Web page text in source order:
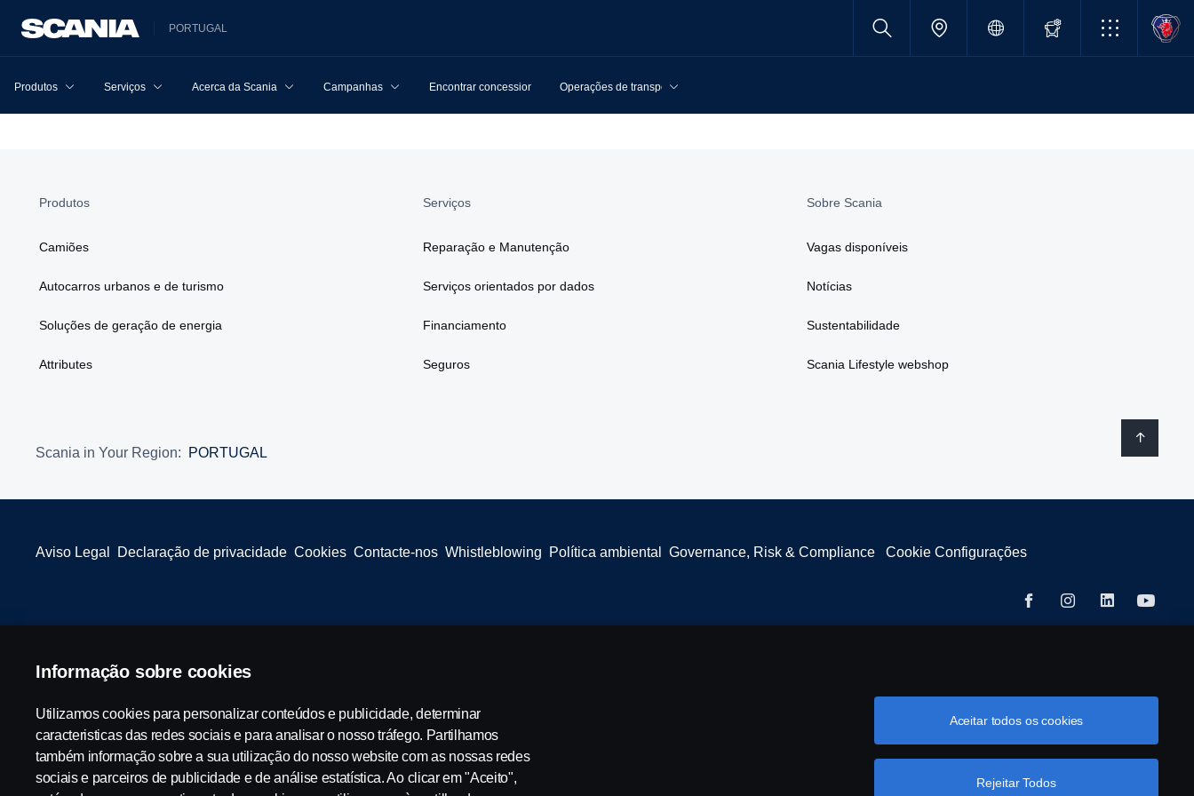
PORTUGAL
Produtos Serviços Acerca da Scania Campanhas Encontrar concessionários Operações de transporte
Produtos
Camiões
Autocarros urbanos e de turismo
Soluções de geração de energia
Attributes
Serviços
Reparação e Manutenção
Serviços orientados por dados
Financiamento
Seguros
Sobre Scania
Vagas disponíveis
Notícias
Sustentabilidade
Scania Lifestyle webshop
Scania in Your Region: PORTUGAL
Aviso Legal Declaração de privacidade Cookies Contacte-nos Whistleblowing Política ambiental Governance, Risk & Compliance Cookie Configurações
Informação sobre cookies
Utilizamos cookies para personalizar conteúdos e publicidade, determinar
caracteristicas das redes sociais e para analisar o nosso tráfego. Partilhamos
também informação sobre a sua utilização do nosso website com as nossas redes
sociais e parceiros de publicidade e de análise estatística. Ao clicar em "Aceito",
Rejeitar Todos
Aceitar todos os cookies